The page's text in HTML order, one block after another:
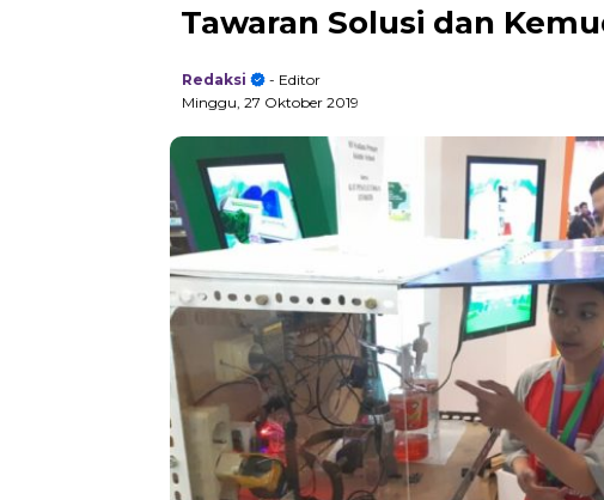
Tawaran Solusi dan
Redaksi
- Editor
Minggu, 27 Oktober 2019